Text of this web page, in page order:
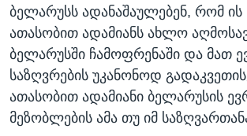
ბელარუსს ადანაშაულებენ, რომ ის
ათასობით ადამიანს ახლო
ბელარუსში ჩამოფრენაში და მათ
საზღვრების უკანონოდ
ათასობით ადამიანი ბელარუსის
მეზობლების ამა თუ იმ